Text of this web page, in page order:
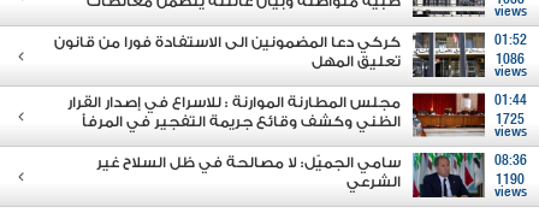
views
01:52
1086
views
كركي دعا المضمونين الى الاستفادة فورا من قانون
تعليق المهل
01:44
1725
views
مجلس المطارنة الموارنة : للاسراع في إصدار القرار
الظني وكشف وقائع جريمة التفجير في المرفأ
08:36
1190
views
سامي الجميّل: لا مصالحة في ظل السلاح غير
الشرعي